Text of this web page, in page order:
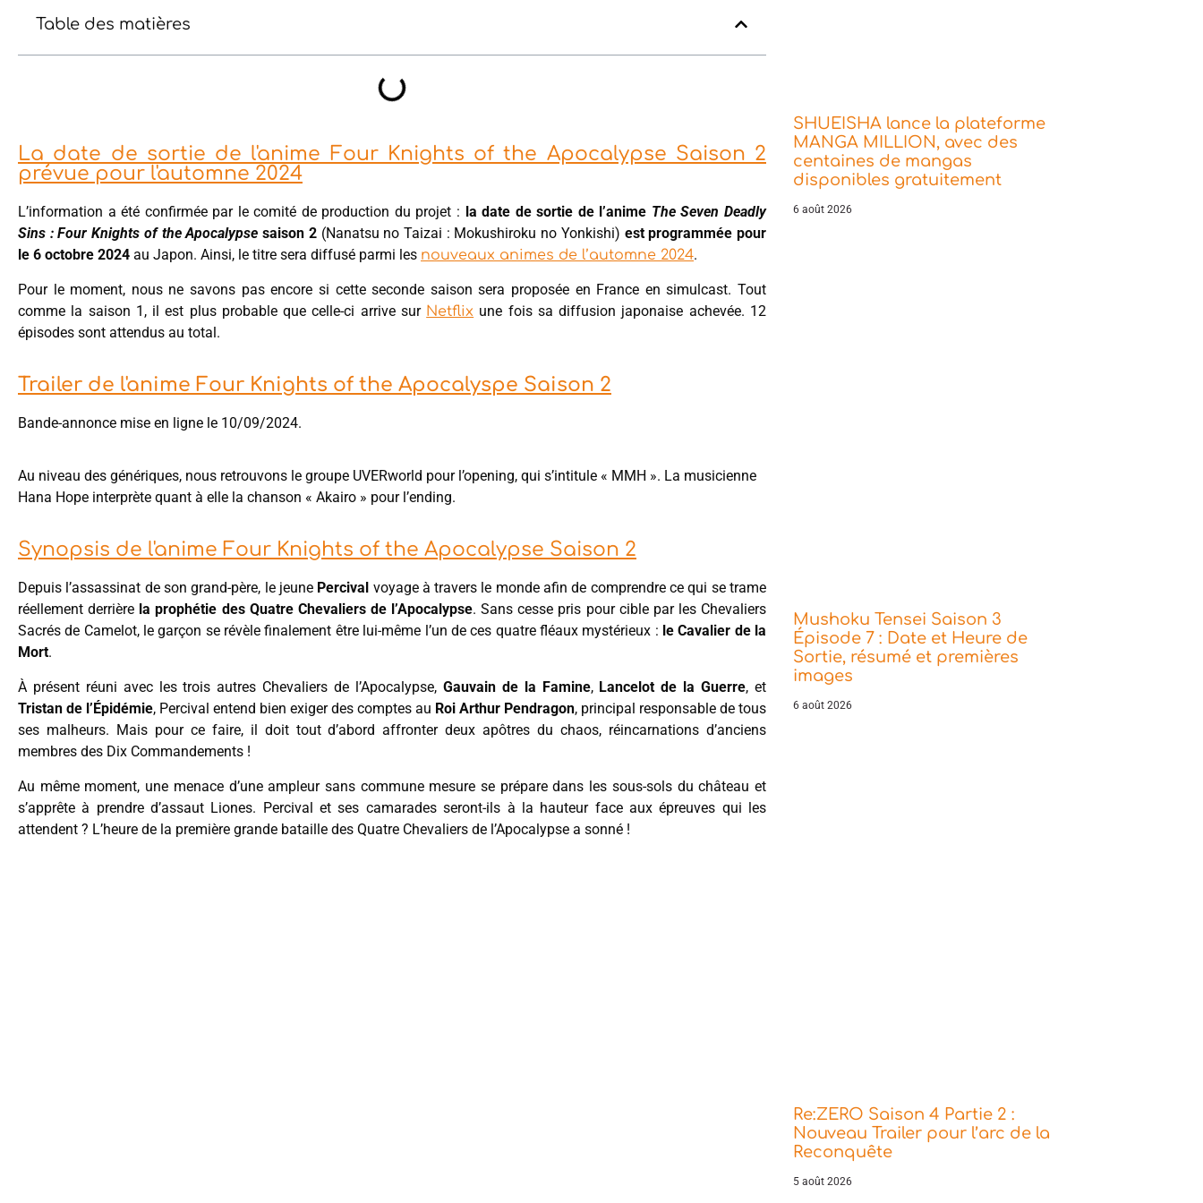
Table des matières
La date de sortie de l'anime Four Knights of the Apocalypse Saison 2
prévue pour l'automne 2024
L’information a été confirmée par le comité de production du projet : la date de sortie de l’anime The Seven Deadly
Sins : Four Knights of the Apocalypse saison 2(Nanatsu no Taizai : Mokushiroku no Yonkishi) est programmée pour
le 6 octobre 2024 au Japon. Ainsi, le titre sera diffusé parmi les nouveaux animes de l’automne 2024.
Pour le moment, nous ne savons pas encore si cette seconde saison sera proposée en France en simulcast. Tout
comme la saison 1, il est plus probable que celle-ci arrive sur Netflix une fois sa diffusion japonaise achevée. 12
épisodes sont attendus au total.
Trailer de l'anime Four Knights of the Apocalyspe Saison 2
Bande-annonce mise en ligne le 10/09/2024.
Au niveau des génériques, nous retrouvons le groupe UVERworld pour l’opening, qui s’intitule « MMH ». La musicienne
Hana Hope interprète quant à elle la chanson « Akairo » pour l’ending.
Synopsis de l'anime Four Knights of the Apocalypse Saison 2
Depuis l’assassinat de son grand-père, le jeune Percival voyage à travers le monde afin de comprendre ce qui se trame
réellement derrière la prophétie des Quatre Chevaliers de l’Apocalypse. Sans cesse pris pour cible par les Chevaliers
Sacrés de Camelot, le garçon se révèle finalement être lui-même l’un de ces quatre fléaux mystérieux : le Cavalier de la
Mort.
À présent réuni avec les trois autres Chevaliers de l’Apocalypse, Gauvain de la Famine, Lancelot de la Guerre, et
Tristan de l’Épidémie, Percival entend bien exiger des comptes au Roi Arthur Pendragon, principal responsable de tous
ses malheurs. Mais pour ce faire, il doit tout d’abord affronter deux apôtres du chaos, réincarnations d’anciens
membres des Dix Commandements !
Au même moment, une menace d’une ampleur sans commune mesure se prépare dans les sous-sols du château et
s’apprête à prendre d’assaut Liones. Percival et ses camarades seront-ils à la hauteur face aux épreuves qui les
attendent ? L’heure de la première grande bataille des Quatre Chevaliers de l’Apocalypse a sonné !
SHUEISHA lance la plateforme
MANGA MILLION, avec des
centaines de mangas
disponibles gratuitement
6 août 2026
Mushoku Tensei Saison 3
Épisode 7 : Date et Heure de
Sortie, résumé et premières
images
6 août 2026
Re:ZERO Saison 4 Partie 2 :
Nouveau Trailer pour l’arc de la
Reconquête
5 août 2026